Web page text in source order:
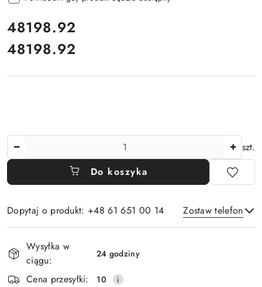
cena:
48198.92
Cena:
48198.92
szt.
Do koszyka
Dopytaj o produkt: +48 61 651 00 14 Zostaw telefon
i
dostawa
Wysyłka w
ciągu:
24 godziny
Cena przesyłki: 10